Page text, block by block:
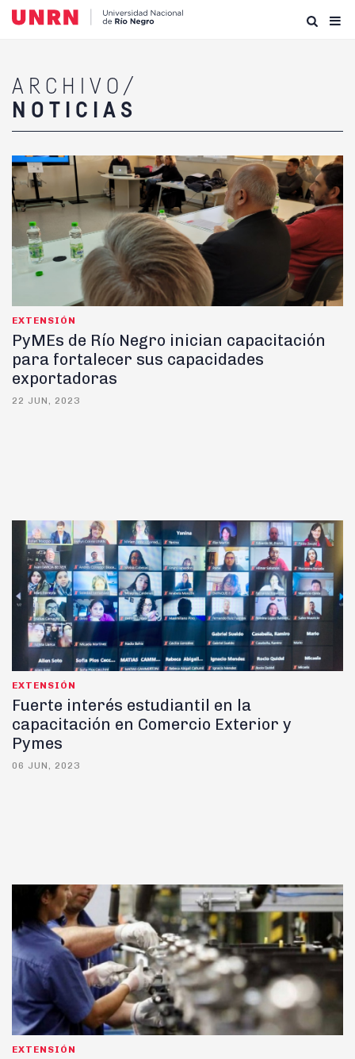
ARCHIVO/
NOTICIAS
EXTENSIÓN
PyMEs de Río Negro inician capacitación
para fortalecer sus capacidades
exportadoras
22 JUN, 2023
EXTENSIÓN
Fuerte interés estudiantil en la
capacitación en Comercio Exterior y
Pymes
06 JUN, 2023
EXTENSIÓN